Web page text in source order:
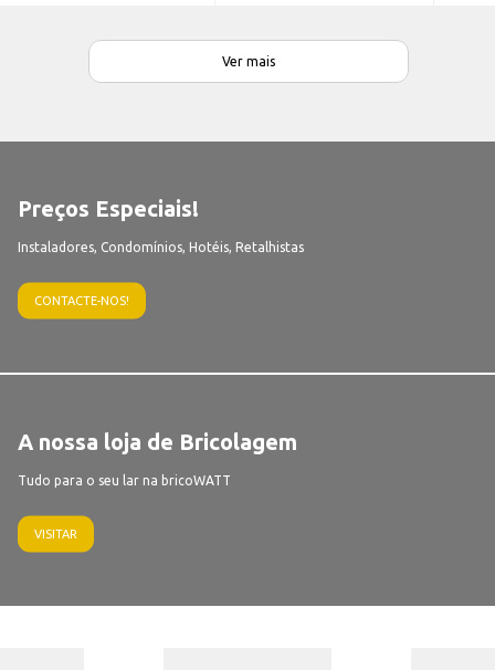
Ver mais
Preços Especiais!
Instaladores, Condomínios, Hotéis, Retalhistas
CONTACTE-NOS!
A nossa loja de Bricolagem
Tudo para o seu lar na bricoWATT
VISITAR